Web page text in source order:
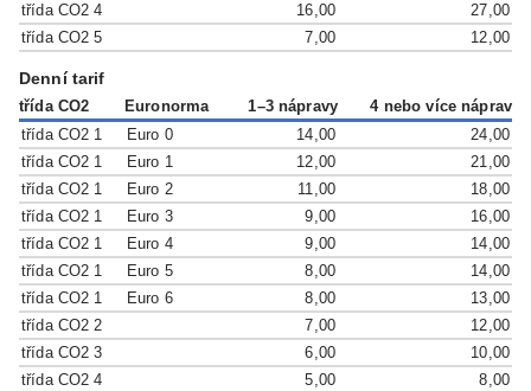
třída CO2 4
16,00
27,00
třída CO2 5
7,00 12,00
Denní tarif
třída CO2
Euronorma 1–3 nápravy
4 nebo více náprav
třída CO2 1
Euro 0 14,00
24,00
třída CO2 1
Euro 1 12,00
21,00
třída CO2 1
Euro 2 11,00
18,00
třída CO2 1
Euro 3 9,00
16,00
třída CO2 1
Euro 4 9,00
14,00
třída CO2 1
Euro 5 8,00
14,00
třída CO2 1
Euro 6 8,00
13,00
třída CO2 2
7,00
12,00
třída CO2 3
6,00
10,00
třída CO2 4
5,00 8,00